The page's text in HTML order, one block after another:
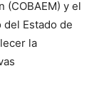
(COBAEM) y el
Estado de
la